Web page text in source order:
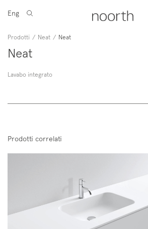
Eng
Prodotti / Neat / Neat
Neat
Lavabo integrato
Prodotti correlati